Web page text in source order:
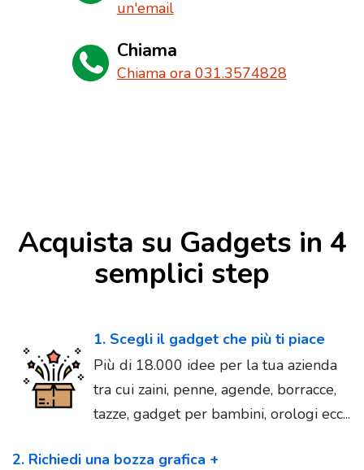
un'email
Chiama
Chiama ora 031.3574828
Acquista su Gadgets in 4
semplici step
1. Scegli il gadget che più ti piace
Più di 18.000 idee per la tua azienda
tra cui zaini, penne, agende, borracce,
tazze, gadget per bambini, orologi ecc...
2. Richiedi una bozza grafica +